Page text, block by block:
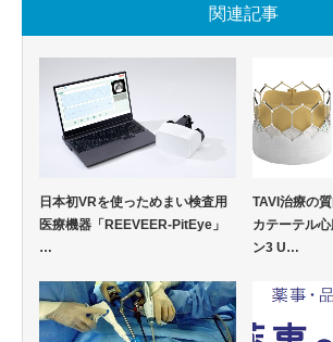
関連記事
日本初VRを使っためまい検査用
医療機器「REEVEER-PitEye」
…
TAVI治療の
カテーテル
ン3 U…